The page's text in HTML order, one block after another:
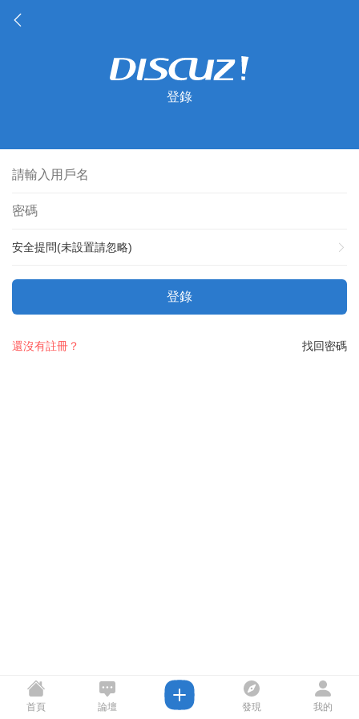
登錄
安全提問(未設置請忽略)
登錄
找回密碼
還沒有註冊？
首頁 論壇 發現 我的